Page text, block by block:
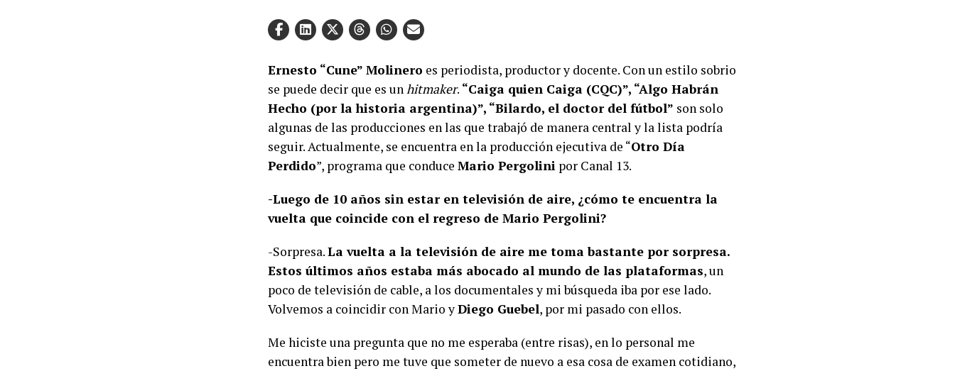
Ernesto “Cune” Molinero es periodista, productor y docente. Con un estilo sobrio
se puede decir que es un hitmaker. “Caiga quien Caiga (CQC)”, “Algo Habrán
Hecho (por la historia argentina)”, “Bilardo, el doctor del fútbol” son solo
algunas de las producciones en las que trabajó de manera central y la lista podría
seguir. Actualmente, se encuentra en la producción ejecutiva de “Otro Día
Perdido”, programa que conduce Mario Pergolini por Canal 13.
-Luego de 10 años sin estar en televisión de aire, ¿cómo te encuentra la
vuelta que coincide con el regreso de Mario Pergolini?
-Sorpresa.La vuelta a la televisión de aire me toma bastante por sorpresa.
Estos últimos años estaba más abocado al mundo de las plataformas, un
poco de televisión de cable, a los documentales y mi búsqueda iba por ese lado.
Volvemos a coincidir con Mario yDiego Guebel, por mi pasado con ellos.
Me hiciste una pregunta que no me esperaba (entre risas), en lo personal me
encuentra bien pero me tuve que someter de nuevo a esa cosa de examen cotidiano,